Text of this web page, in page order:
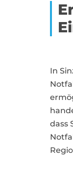
In
dass